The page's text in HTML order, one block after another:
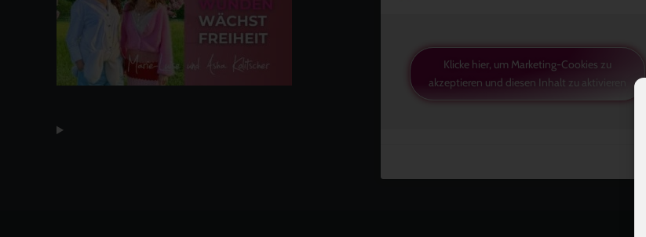
Klicke hier, um Marketing-Cookies zu
akzeptieren und diesen Inhalt zu aktivieren